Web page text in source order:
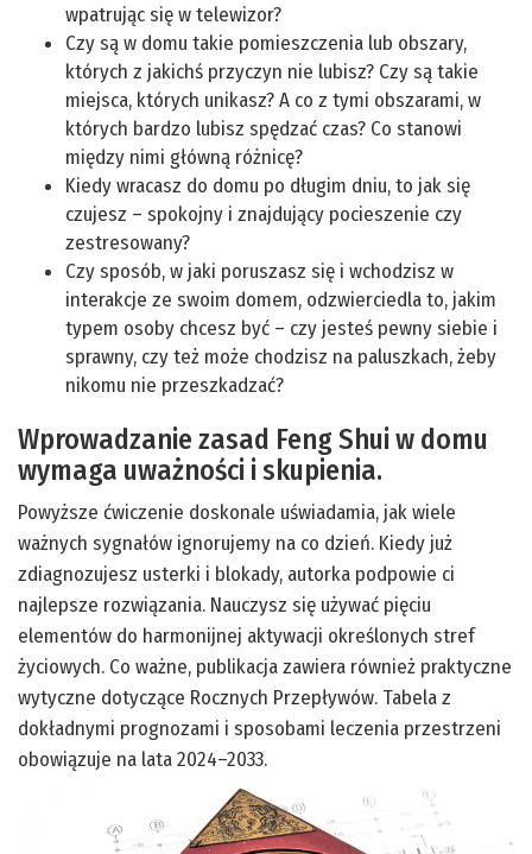
wpatrując się w telewizor?
Czy są w domu takie pomieszczenia lub obszary,
których z jakichś przyczyn nie lubisz? Czy są takie
miejsca, których unikasz? A co z tymi obszarami, w
których bardzo lubisz spędzać czas? Co stanowi
między nimi główną różnicę?
Kiedy wracasz do domu po długim dniu, to jak się
czujesz – spokojny i znajdujący pocieszenie czy
zestresowany?
Czy sposób, w jaki poruszasz się i wchodzisz w
interakcje ze swoim domem, odzwierciedla to, jakim
typem osoby chcesz być – czy jesteś pewny siebie i
sprawny, czy też może chodzisz na paluszkach, żeby
nikomu nie przeszkadzać?
Wprowadzanie zasad Feng Shui w domu
wymaga uważności i skupienia.
Powyższe ćwiczenie doskonale uświadamia, jak wiele
ważnych sygnałów ignorujemy na co dzień. Kiedy już
zdiagnozujesz usterki i blokady, autorka podpowie ci
najlepsze rozwiązania. Nauczysz się używać pięciu
elementów do harmonijnej aktywacji określonych stref
życiowych. Co ważne, publikacja zawiera również praktyczne
wytyczne dotyczące Rocznych Przepływów. Tabela z
dokładnymi prognozami i sposobami leczenia przestrzeni
obowiązuje na lata 2024–2033.